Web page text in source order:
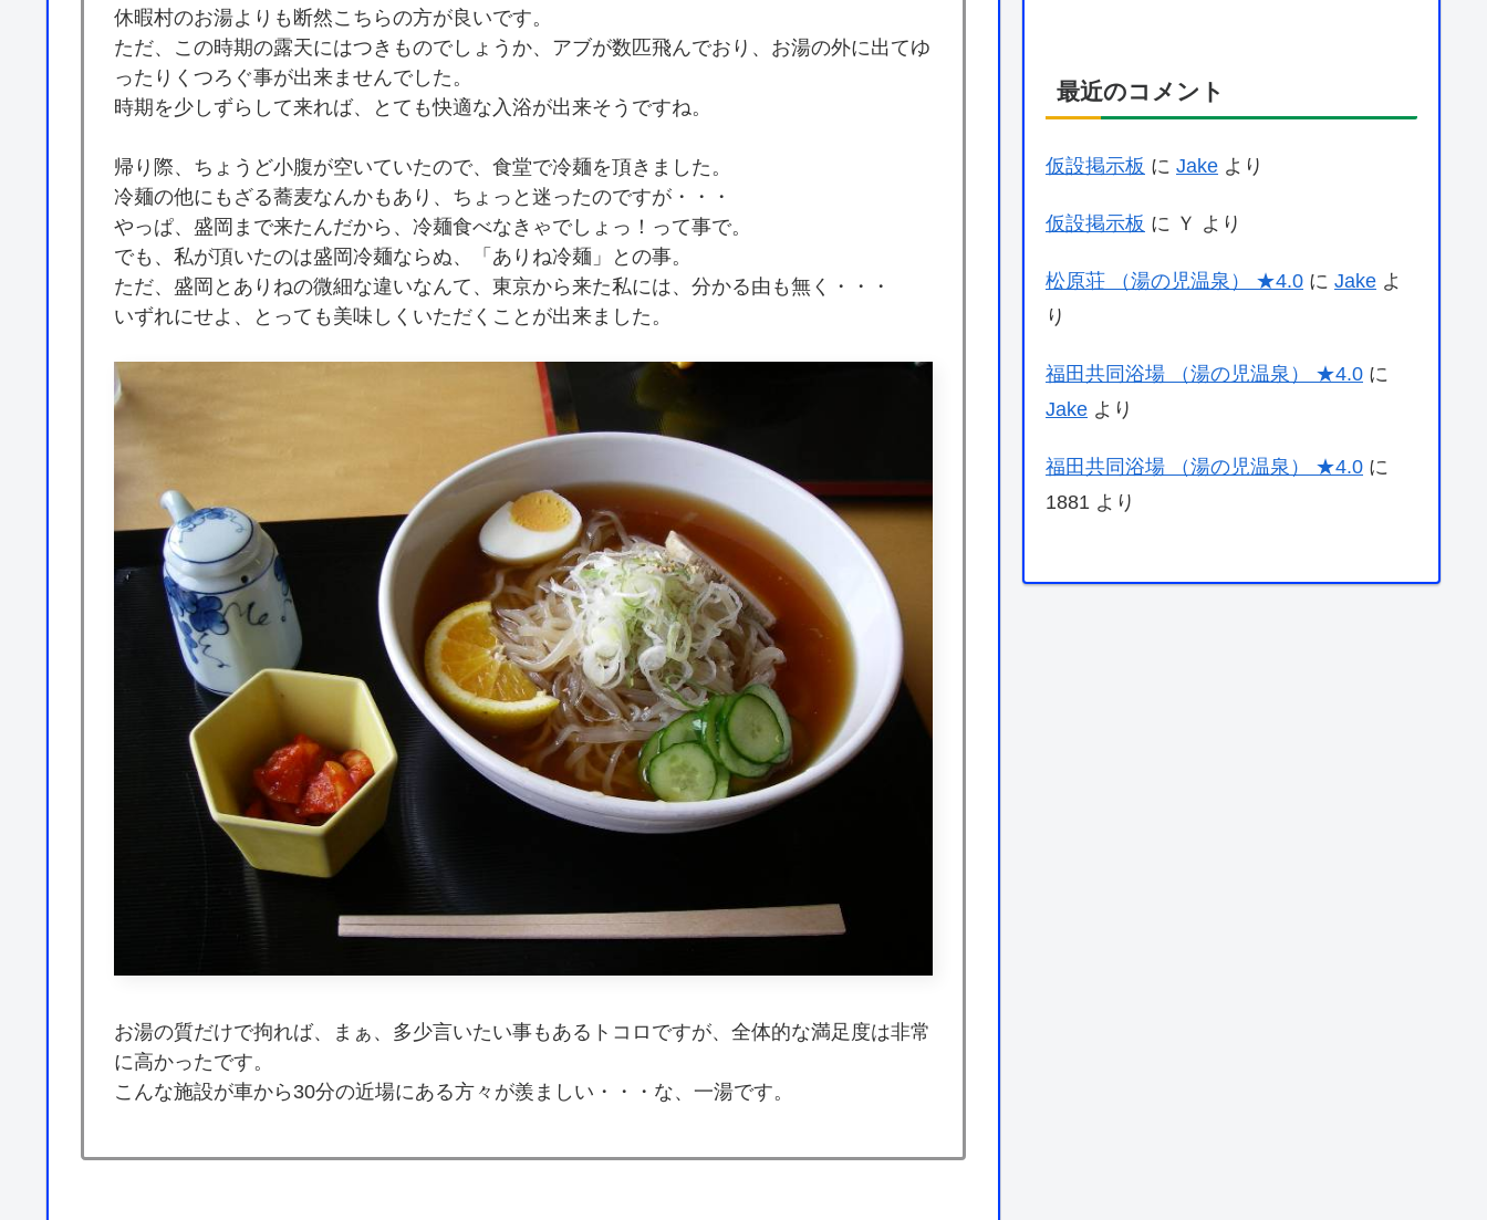
休暇村のお湯よりも断然こちらの方が良いです。
ただ、この時期の露天にはつきものでしょうか、アブが数匹飛んでおり、お湯の外に出てゆ
ったりくつろぐ事が出来ませんでした。
時期を少しずらして来れば、とても快適な入浴が出来そうですね。
帰り際、ちょうど小腹が空いていたので、食堂で冷麺を頂きました。
冷麺の他にもざる蕎麦なんかもあり、ちょっと迷ったのですが・・・
やっぱ、盛岡まで来たんだから、冷麺食べなきゃでしょっ！って事で。
でも、私が頂いたのは盛岡冷麺ならぬ、「ありね冷麺」との事。
ただ、盛岡とありねの微細な違いなんて、東京から来た私には、分かる由も無く・・・
いずれにせよ、とっても美味しくいただくことが出来ました。
お湯の質だけで拘れば、まぁ、多少言いたい事もあるトコロですが、全体的な満足度は非常
に高かったです。
こんな施設が車から30分の近場にある方々が羨ましい・・・な、一湯です。
最近のコメント
仮設掲示板 に Jake より
仮設掲示板 に Ｙ より
松原荘 （湯の児温泉） ★4.0 に Jake よ
り
福田共同浴場 （湯の児温泉） ★4.0 に
Jake より
福田共同浴場 （湯の児温泉） ★4.0 に
1881 より